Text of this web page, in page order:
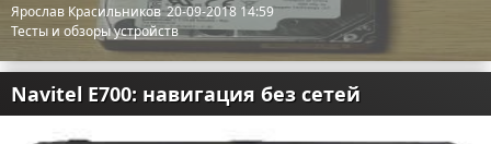
Ярослав Красильников 20-09-2018 14:59
Тесты и обзоры устройств
Navitel E700: навигация без сетей